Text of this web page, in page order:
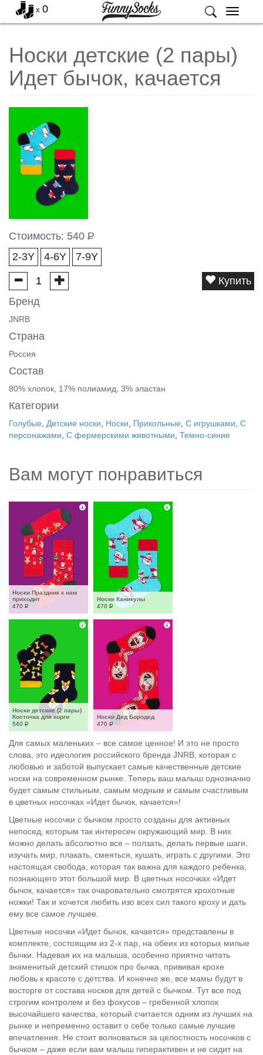
Меню
x 0
Носки детские (2 пары)
Идет бычок, качается
Стоимость: 540 Р
2-3Y
4-6Y 7-9Y
Купить
Бренд
JNRB
Страна
Россия
Состав
80% хлопок, 17% полиамид, 3% эластан
Категории
Голубые Детские носки Носки Прикольные С игрушками С
персонажами С фермерскими животными Темно-синие
Вам могут понравиться
Носки Праздник к нам
приходит
470 Р
Носки Каникулы
470 Р
Носки детские (2 пары)
Косточка для корги
540 Р
Носки Дед Бородед
470 Р
Для самых маленьких – все самое ценное! И это не просто
слова, это идеология российского бренда JNRB, которая с
любовью и заботой выпускает самые качественные детские
носки на современном рынке. Теперь ваш малыш однозначно
будет самым стильным, самым модным и самым счастливым
в цветных носочках «Идет бычок, качается»!
Цветные носочки с бычком просто созданы для активных
непосед, которым так интересен окружающий мир. В них
можно делать абсолютно все – ползать, делать первые шаги,
изучать мир, плакать, смеяться, кушать, играть с другими. Это
настоящая свобода, которая так важна для каждого ребенка,
познающего этот большой мир. В цветных носочках «Идет
бычок, качается» так очаровательно смотрятся крохотные
ножки! Так и хочется любить изо всех сил такого кроху и дать
ему все самое лучшее.
Цветные носочки «Идет бычок, качается» представлены в
комплекте, состоящим из 2-х пар, на обеих из которых милые
бычки. Надевая их на малыша, особенно приятно читать
знаменитый детский стишок про бычка, прививая крохе
любовь к красоте с детства. И конечно же, все мамы будут в
восторге от состава носков для детей с бычком. Тут все под
строгим контролем и без фокусов – гребенной хлопок
высочайшего качества, который считается одним из лучших на
рынке и непременно оставит о себе только самые лучшие
впечатления. Не стоит волноваться за целостность носочков с
бычком – даже если вам малыш гиперактивен и не сидит на